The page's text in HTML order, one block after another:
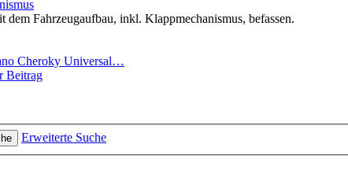
Fahrzeugaufbau, inkl. Klappmechanismus, befassen.
Cheroky Universal…
Beitrag
Erweiterte Suche